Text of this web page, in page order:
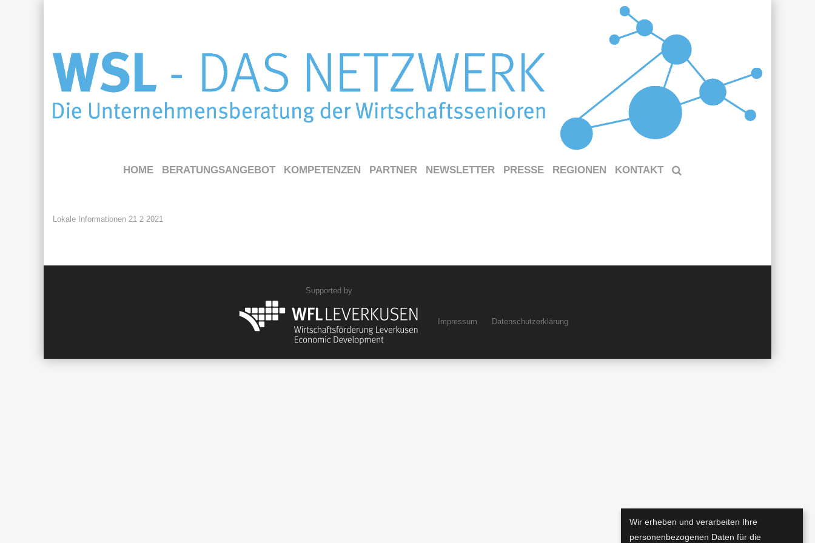
HOME BERATUNGSANGEBOT KOMPETENZEN PARTNER NEWSLETTER PRESSE REGIONEN KONTAKT
Lokale Informationen 21 2 2021
Supported by
Impressum Datenschutzerklärung
Wir erheben und verarbeiten Ihre
personenbezogenen Daten für die